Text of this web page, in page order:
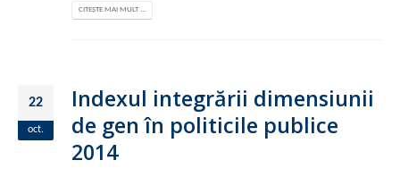
CITEȘTE MAI MULT ...
22
oct.
Indexul integrării dimensiunii
de gen în politicile publice
2014